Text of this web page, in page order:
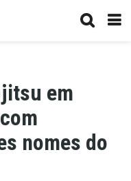
em
nomes do